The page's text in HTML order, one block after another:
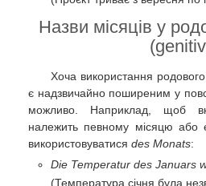
Назви місяців у
Хоча використання
є надзвичайно поширеним у
можливо. Наприклад, щоб
належить певному місяцю або
використовуватися des Monats:
Die Temperatur des Januars
(Температура січня була